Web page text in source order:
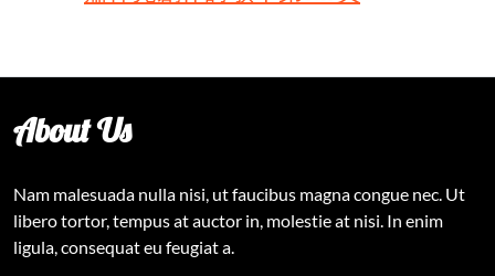
About Us
Nam malesuada nulla nisi, ut faucibus magna congue nec. Ut
libero tortor, tempus at auctor in, molestie at nisi. In enim
ligula, consequat eu feugiat a.